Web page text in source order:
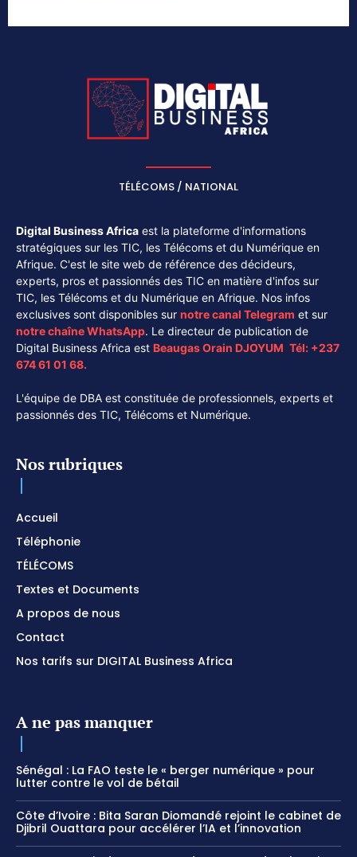
TÉLÉCOMS / NATIONAL
Digital Business Africa est la plateforme d'informations
stratégiques sur les TIC, les Télécoms et du Numérique en
Afrique. C'est le site web de référence des décideurs,
experts, pros et passionnés des TIC en matière d'infos sur
TIC, les Télécoms et du Numérique en Afrique. Nos infos
exclusives sont disponibles sur notre canal Telegram et sur
notre chaîneWhatsApp. Le directeur de publication de
Digital Business Africa est Beaugas Orain DJOYUM. Tél: +237
674 61 01 68.
L'équipe de DBA est constituée de professionnels, experts et
passionnés des TIC, Télécoms et Numérique.
Nos rubriques
Accueil
Téléphonie
TÉLÉCOMS
Textes et Documents
A propos de nous
Contact
Nos tarifs sur DIGITAL Business Africa
A ne pas manquer
Sénégal : La FAO teste le « berger numérique » pour
lutter contre le vol de bétail
Côte d’Ivoire : Bita Saran Diomandé rejoint le cabinet de
Djibril Ouattara pour accélérer l’IA et l’innovation